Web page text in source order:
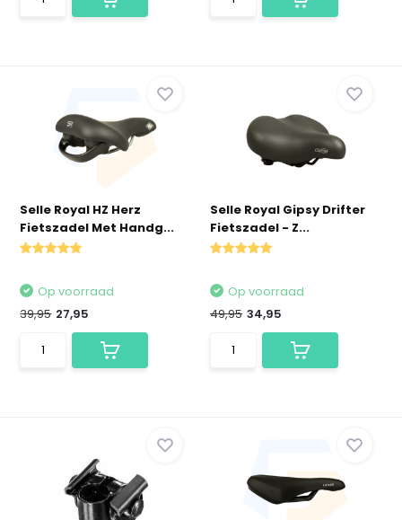
Selle Royal HZ Herz
Fietszadel Met Handg...
Op voorraad
39,95 27,95
Selle Royal Gipsy Drifter
Fietszadel - Z...
Op voorraad
49,95 34,95